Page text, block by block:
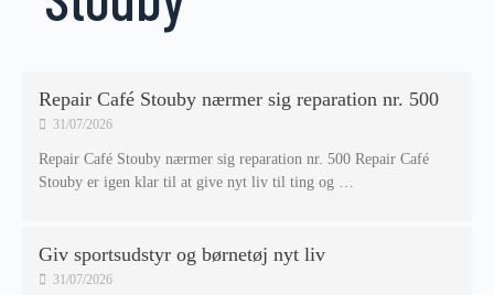
Repair Café Stouby nærmer sig reparation nr. 500
31/07/2026
Repair Café Stouby nærmer sig reparation nr. 500 Repair Café
Stouby er igen klar til at give nyt liv til ting og …
Giv sportsudstyr og børnetøj nyt liv
31/07/2026